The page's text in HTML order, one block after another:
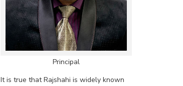
Principal
It is true that Rajshahi is widely known